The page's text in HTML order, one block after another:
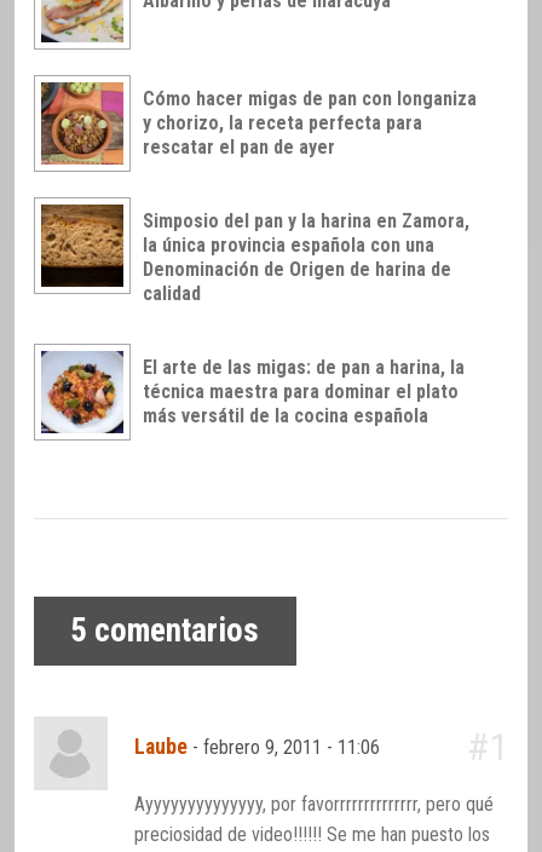
Cómo hacer migas de pan con longaniza
y chorizo, la receta perfecta para
rescatar el pan de ayer
Simposio del pan y la harina en Zamora,
la única provincia española con una
Denominación de Origen de harina de
calidad
El arte de las migas: de pan a harina, la
técnica maestra para dominar el plato
más versátil de la cocina española
5 comentarios
Laube -febrero 9, 2011 - 11:06 #1
Ayyyyyyyyyyyyyy, por favorrrrrrrrrrrrrr, pero qué
preciosidad de video!!!!!! Se me han puesto los